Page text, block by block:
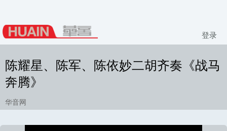
登录
陈耀星、陈军、陈依妙二胡齐奏《战马
奔腾》
华音网